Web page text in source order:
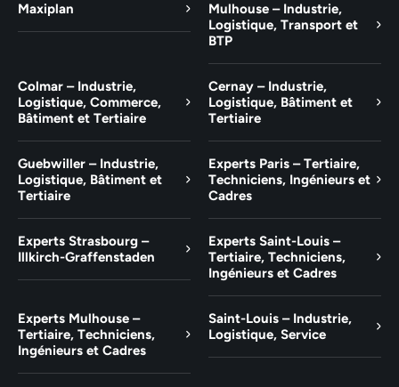
Maxiplan
Mulhouse – Industrie,
Logistique, Transport et
BTP
Colmar – Industrie,
Logistique, Commerce,
Bâtiment et Tertiaire
Cernay – Industrie,
Logistique, Bâtiment et
Tertiaire
Guebwiller – Industrie,
Logistique, Bâtiment et
Tertiaire
Experts Paris – Tertiaire,
Techniciens, Ingénieurs et
Cadres
Experts Strasbourg –
Illkirch-Graffenstaden
Experts Saint-Louis –
Tertiaire, Techniciens,
Ingénieurs et Cadres
Experts Mulhouse –
Tertiaire, Techniciens,
Ingénieurs et Cadres
Saint-Louis – Industrie,
Logistique, Service